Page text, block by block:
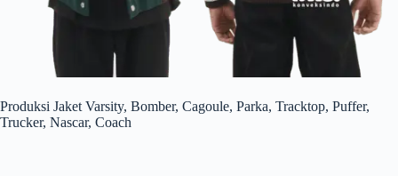
Produksi Jaket Varsity, Bomber, Cagoule, Parka, Tracktop, Puffer,
Trucker, Nascar, Coach